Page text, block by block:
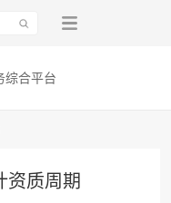
综合平台
资质周期